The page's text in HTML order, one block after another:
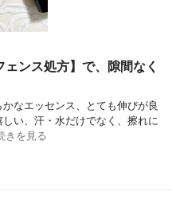
ンス処方】で、隙間なく
なエッセンス、とても伸びが良
い、汗・水だけでなく、擦れに
きを見る